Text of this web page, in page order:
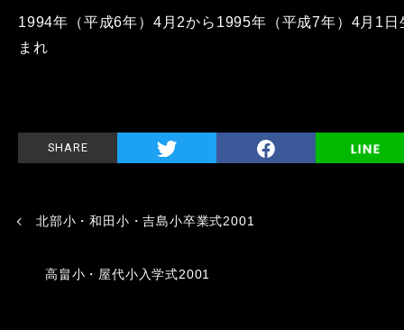
1994年（平成6年）4月2から1995年（平成7年）4月1日
まれ
SHARE
北部小・和田小・吉島小卒業式2001
高畠小・屋代小入学式2001